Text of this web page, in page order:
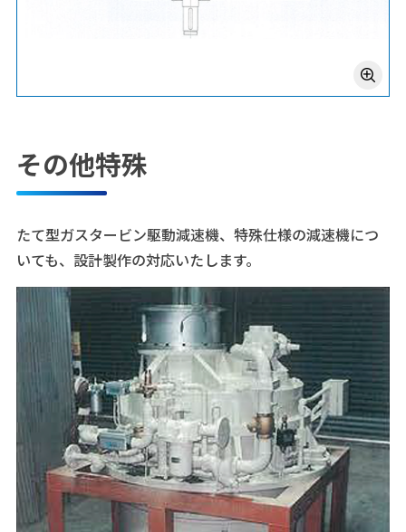
その他特殊
たて型ガスタービン駆動減速機、特殊仕様の減速機につ
いても、設計製作の対応いたします。